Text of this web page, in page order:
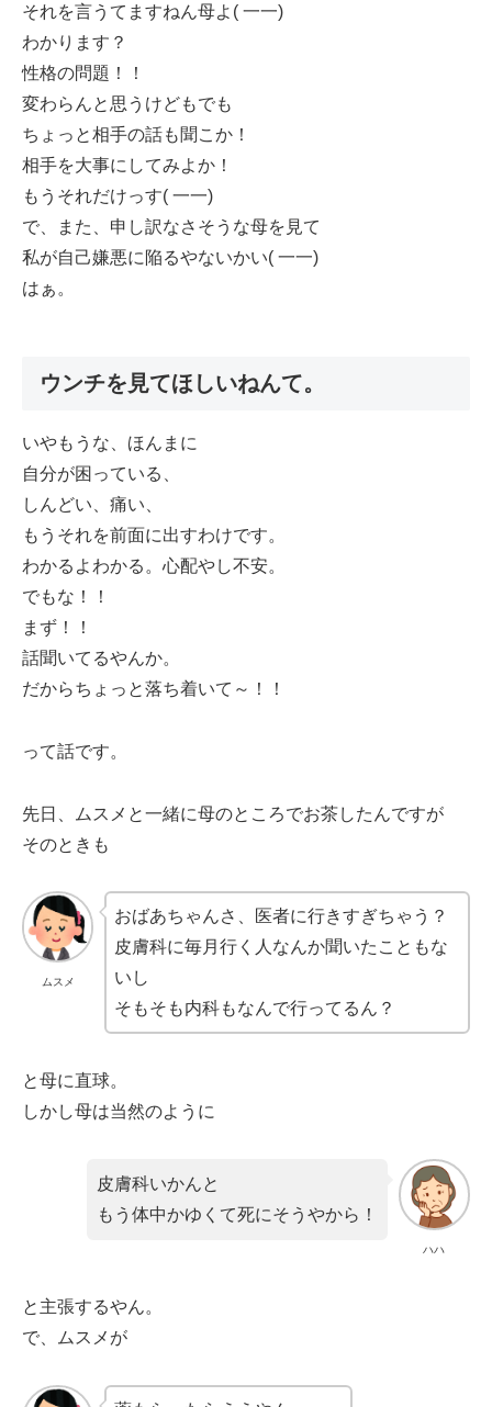
それを言うてますねん母よ( 一一)
わかります？
性格の問題！！
変わらんと思うけどもでも
ちょっと相手の話も聞こか！
相手を大事にしてみよか！
もうそれだけっす( 一一)
で、また、申し訳なさそうな母を見て
私が自己嫌悪に陥るやないかい( 一一)
はぁ。
ウンチを見てほしいねんて。
いやもうな、ほんまに
自分が困っている、
しんどい、痛い、
もうそれを前面に出すわけです。
わかるよわかる。心配やし不安。
でもな！！
まず！！
話聞いてるやんか。
だからちょっと落ち着いて～！！
って話です。
先日、ムスメと一緒に母のところでお茶したんですが
そのときも
ムスメ
おばあちゃんさ、医者に行きすぎちゃう？
皮膚科に毎月行く人なんか聞いたこともな
いし
そもそも内科もなんで行ってるん？
と母に直球。
しかし母は当然のように
ハハ
皮膚科いかんと
もう体中かゆくて死にそうやから！
と主張するやん。
で、ムスメが